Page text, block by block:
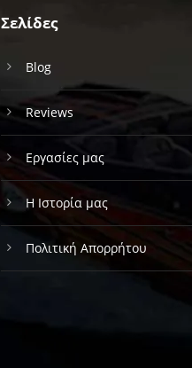
Σελίδες
Blog
Reviews
Εργασίες μας
Η Ιστορία μας
Πολιτική Απορρήτου